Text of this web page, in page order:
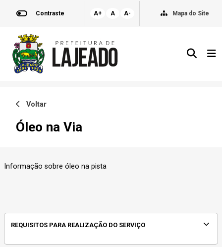
Contraste A+ A A- Mapa do Site
Voltar
Óleo na Via
Informação sobre óleo na pista
REQUISITOS PARA REALIZAÇÃO DO SERVIÇO